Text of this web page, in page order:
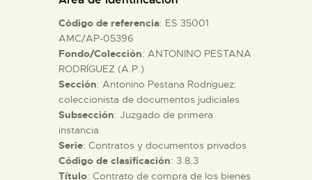
ACTIVIDADES
█
EL MUSEO
COLECCIONES
Código de referencia: ES 35001
AMC/AP-05396
Fondo/Colección: ANTONINO PESTANA
RODRÍGUEZ (A.P.)
Sección: Antonino Pestana Rodríguez:
coleccionista de documentos judiciales
Subsección: Juzgado de primera
instancia
Serie: Contratos y documentos privados
Código de clasificación: 3.8.3
Título: Contrato de compra de los bienes